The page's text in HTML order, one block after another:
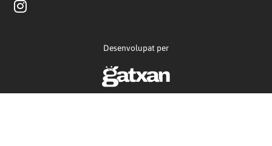
Desenvolupat per